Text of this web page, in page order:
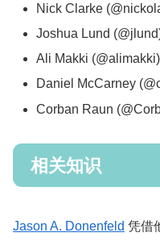
Nick Clarke
Joshua Lund
Ali Makki (@alimakki)
Daniel McCarney
Corban Raun
相关知识
Jason A. Donenfeld 凭借